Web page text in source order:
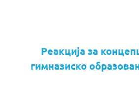
Реакција за
гимназиско